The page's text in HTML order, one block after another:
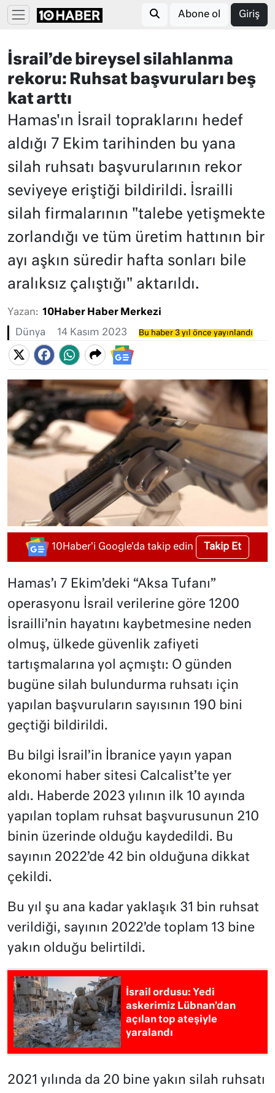
Abone ol Giriş
İsrail’de bireysel silahlanma
rekoru: Ruhsat başvuruları beş
kat arttı
Hamas'ın İsrail topraklarını hedef
aldığı 7 Ekim tarihinden bu yana
silah ruhsatı başvurularının rekor
seviyeye eriştiği bildirildi. İsrailli
silah firmalarının "talebe yetişmekte
zorlandığı ve tüm üretim hattının bir
ayı aşkın süredir hafta sonları bile
aralıksız çalıştığı" aktarıldı.
Yazan: 10Haber Haber Merkezi
Dünya 14 Kasım 2023 Bu haber 3 yıl önce yayınlandı
10Haber'i Google'da takip edin Takip Et
Hamas’ı 7 Ekim’deki “Aksa Tufanı”
operasyonu İsrail verilerine göre 1200
İsrailli’nin hayatını kaybetmesine neden
olmuş, ülkede güvenlik zafiyeti
tartışmalarına yol açmıştı: O günden
bugüne silah bulundurma ruhsatı için
yapılan başvuruların sayısının 190 bini
geçtiği bildirildi.
Bu bilgi İsrail’in İbranice yayın yapan
ekonomi haber sitesi Calcalist’te yer
aldı. Haberde 2023 yılının ilk 10 ayında
yapılan toplam ruhsat başvurusunun 210
binin üzerinde olduğu kaydedildi. Bu
sayının 2022’de 42 bin olduğuna dikkat
çekildi.
Bu yıl şu ana kadar yaklaşık 31 bin ruhsat
verildiği, sayının 2022’de toplam 13 bine
yakın olduğu belirtildi.
İsrail ordusu: Yedi
askerimiz Lübnan’dan
açılan top ateşiyle
yaralandı
2021 yılında da 20 bine yakın silah ruhsatı